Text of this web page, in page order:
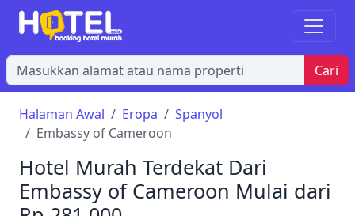
Cari
Halaman Awal Eropa
Spanyol
Embassy of Cameroon
Hotel Murah Terdekat Dari
Embassy of Cameroon Mulai dari